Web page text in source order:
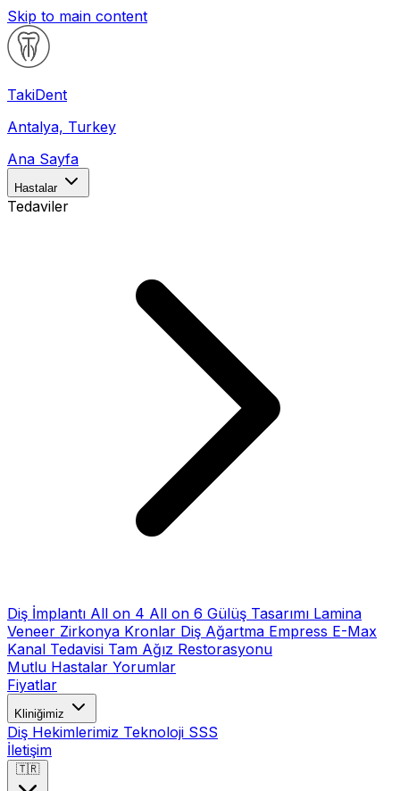
Skip to main content
TakiDent
Antalya, Turkey
Ana Sayfa
Hastalar
Tedaviler
Diş İmplantı All on 4 All on 6 Gülüş Tasarımı Lamina
Veneer Zirkonya Kronlar Diş Ağartma Empress E-Max
Kanal Tedavisi Tam Ağız Restorasyonu
Mutlu Hastalar Yorumlar
Fiyatlar
Kliniğimiz
Diş Hekimlerimiz Teknoloji SSS
İletişim
🇹🇷